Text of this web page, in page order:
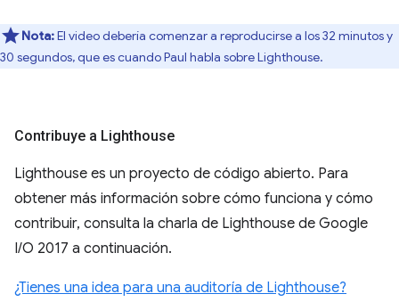
Nota:El video debería comenzar a reproducirse a los 32 minutos y
30 segundos, que es cuando Paul habla sobre Lighthouse.
Contribuye a Lighthouse
Lighthouse es un proyecto de código abierto. Para
obtener más información sobre cómo funciona y cómo
contribuir, consulta la charla de Lighthouse de Google
I/O 2017 a continuación.
¿Tienes una idea para una auditoría de Lighthouse?